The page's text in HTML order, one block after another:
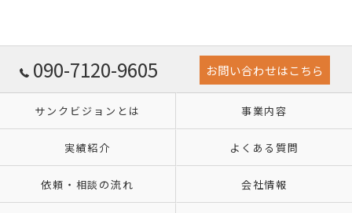
090-7120-9605 お問い合わせはこちら
サンクビジョンとは 事業内容
実績紹介 よくある質問
依頼・相談の流れ 会社情報